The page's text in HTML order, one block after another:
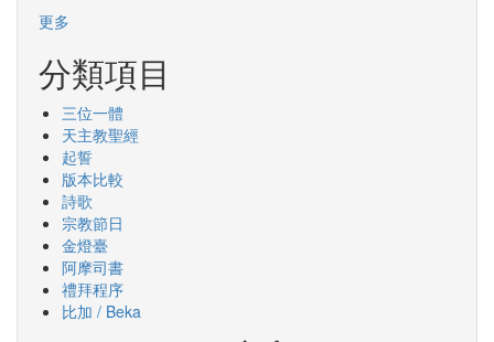
更多
分類項目
三位一體
天主教聖經
起誓
版本比較
詩歌
宗教節日
金燈臺
阿摩司書
禮拜程序
比加 / Beka